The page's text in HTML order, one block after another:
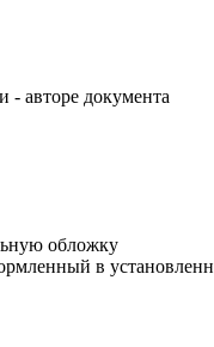
- авторе документа
обложку
в